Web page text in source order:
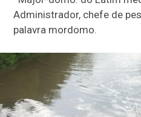
Administrador, chefe de
palavra mordomo.